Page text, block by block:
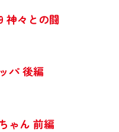
神々との闘
パ 後編
ゃん 前編